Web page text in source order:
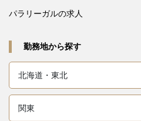
パラリーガルの求人
勤務地から探す
北海道・東北
関東